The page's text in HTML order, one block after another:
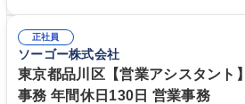
万～・残業10H◆食品原料・健康食品の商社
演算ができる方 ・業務ルールや指示を理解し、行動で
学歴：大学院 大学 短大 語学力： 資格：
正社員
ソーゴー株式会社
東京都品川区【営業アシスタント
事務 年間休日130日 営業事務